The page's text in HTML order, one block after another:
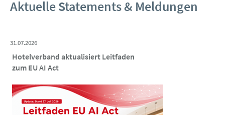
Aktuelle Statements & Meldungen
31.07.2026
Hotelverband aktualisiert Leitfaden
zum EU AI Act